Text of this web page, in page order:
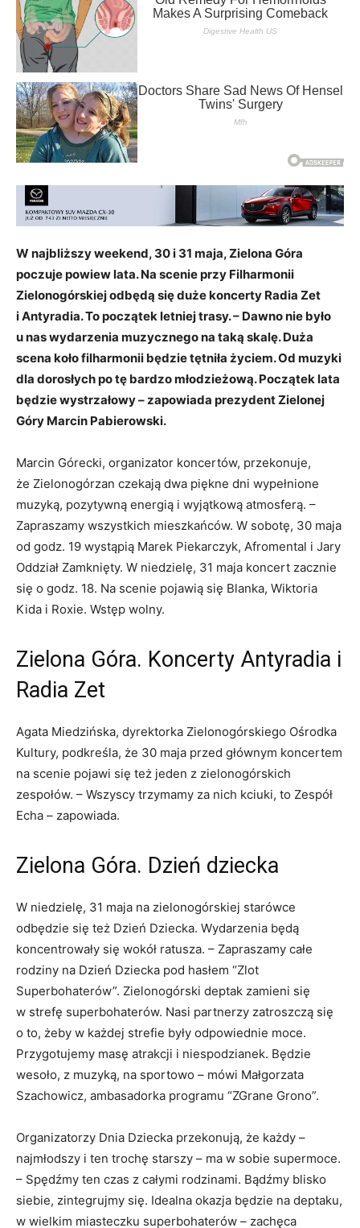
W najbliższy weekend, 30 i 31 maja, Zielona Góra
poczuje powiew lata. Na scenie przy Filharmonii
Zielonogórskiej odbędą się duże koncerty Radia Zet
i Antyradia. To początek letniej trasy. – Dawno nie było
u nas wydarzenia muzycznego na taką skalę. Duża
scena koło filharmonii będzie tętniła życiem. Od muzyki
dla dorosłych po tę bardzo młodzieżową. Początek lata
będzie wystrzałowy – zapowiada prezydent Zielonej
Góry Marcin Pabierowski.
Marcin Górecki, organizator koncertów, przekonuje,
że Zielonogórzan czekają dwa piękne dni wypełnione
muzyką, pozytywną energią i wyjątkową atmosferą. –
Zapraszamy wszystkich mieszkańców. W sobotę, 30 maja
od godz. 19 wystąpią Marek Piekarczyk, Afromental i Jary
Oddział Zamknięty. W niedzielę, 31 maja koncert zacznie
się o godz. 18. Na scenie pojawią się Blanka, Wiktoria
Kida i Roxie. Wstęp wolny.
Zielona Góra. Koncerty Antyradia i
Radia Zet
Agata Miedzińska, dyrektorka Zielonogórskiego Ośrodka
Kultury, podkreśla, że 30 maja przed głównym koncertem
na scenie pojawi się też jeden z zielonogórskich
zespołów. – Wszyscy trzymamy za nich kciuki, to Zespół
Echa – zapowiada.
Zielona Góra. Dzień dziecka
W niedzielę, 31 maja na zielonogórskiej starówce
odbędzie się też Dzień Dziecka. Wydarzenia będą
koncentrowały się wokół ratusza. – Zapraszamy całe
rodziny na Dzień Dziecka pod hasłem “Zlot
Superbohaterów”. Zielonogórski deptak zamieni się
w strefę superbohaterów. Nasi partnerzy zatroszczą się
o to, żeby w każdej strefie były odpowiednie moce.
Przygotujemy masę atrakcji i niespodzianek. Będzie
wesoło, z muzyką, na sportowo – mówi Małgorzata
Szachowicz, ambasadorka programu “ZGrane Grono”.
Organizatorzy Dnia Dziecka przekonują, że każdy –
najmłodszy i ten trochę starszy – ma w sobie supermoce.
– Spędźmy ten czas z całymi rodzinami. Bądźmy blisko
siebie, zintegrujmy się. Idealna okazja będzie na deptaku,
w wielkim miasteczku superbohaterów – zachęca